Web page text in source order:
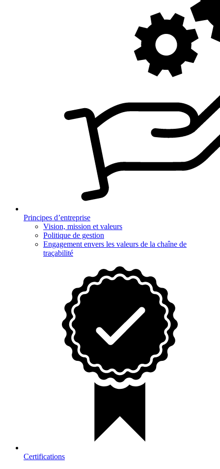
Principes d’entreprise
Vision, mission et valeurs
Politique de gestion
Engagement envers les valeurs de la chaîne de
traçabilité
Certifications